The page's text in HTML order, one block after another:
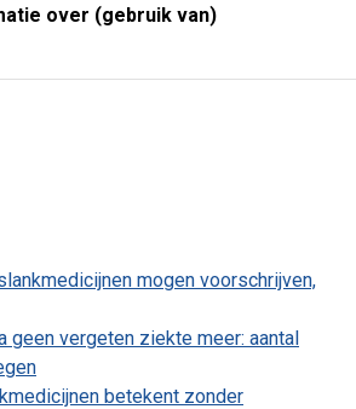
over (gebruik van)
mogen voorschrijven,
geen vergeten ziekte meer: aantal
betekent zonder